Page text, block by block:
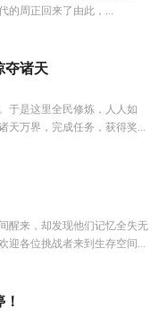
的周正回来了由此，...
夺诸天
于是这里全民修炼，人人如
天万界，完成任务，获得奖...
醒来，却发现他们记忆全失无
迎各位挑战者来到生存空间...